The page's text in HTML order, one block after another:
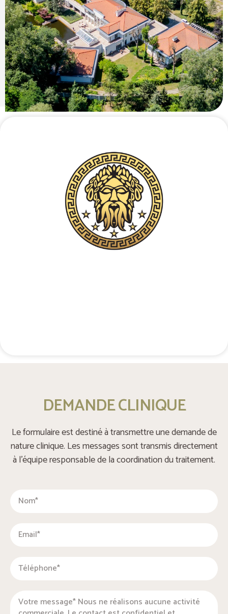
DEMANDE CLINIQUE
Le formulaire est destiné à transmettre une demande de
nature clinique. Les messages sont transmis directement
à l’équipe responsable de la coordination du traitement.